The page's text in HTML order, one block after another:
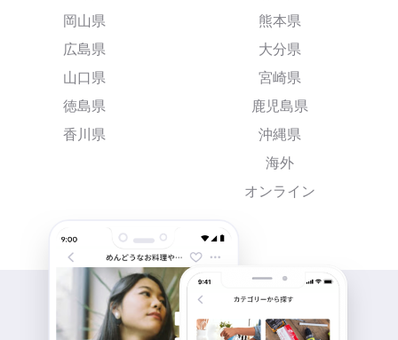
岡山県
広島県
山口県
徳島県
香川県
熊本県
大分県
宮崎県
鹿児島県
沖縄県
海外
オンライン